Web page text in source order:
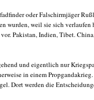
oder Falschirmjäger
wurden, weil sie sich verlaufen
Pakistan, Indien, Tibet.
und eigentlich nur
in einem
Dort werden die